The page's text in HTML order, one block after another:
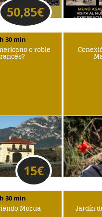
50,85€
30 min
o roble
15€
30 min
Murua Jardín